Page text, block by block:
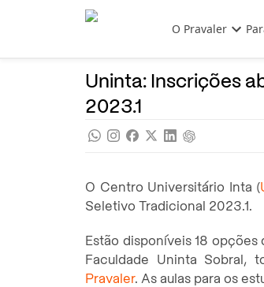
Pular para o conteúdo principal
O Pravaler
Uninta: Inscrições
2023.1
O Centro Universitário Inta (
Seletivo Tradicional 2023.1.
Estão disponíveis 18
Faculdade Uninta Sobral,
Pravaler. As aulas para os